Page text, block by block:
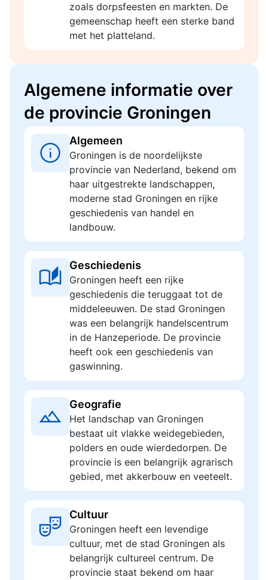
zoals dorpsfeesten en markten. De
gemeenschap heeft een sterke band
met het platteland.
Algemene informatie over
de provincie Groningen
Algemeen
Groningen is de noordelijkste
provincie van Nederland, bekend om
haar uitgestrekte landschappen,
moderne stad Groningen en rijke
geschiedenis van handel en
landbouw.
Geschiedenis
Groningen heeft een rijke
geschiedenis die teruggaat tot de
middeleeuwen. De stad Groningen
was een belangrijk handelscentrum
in de Hanzeperiode. De provincie
heeft ook een geschiedenis van
gaswinning.
Geografie
Het landschap van Groningen
bestaat uit vlakke weidegebieden,
polders en oude wierdedorpen. De
provincie is een belangrijk agrarisch
gebied, met akkerbouw en veeteelt.
Cultuur
Groningen heeft een levendige
cultuur, met de stad Groningen als
belangrijk cultureel centrum. De
provincie staat bekend om haar